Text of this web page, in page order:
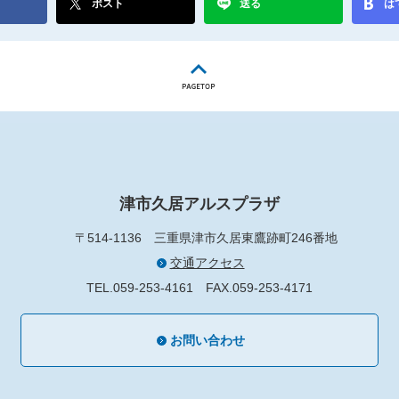
ポスト 送る は
津市久居アルスプラザ
〒514-1136 三重県津市久居東鷹跡町246番地
交通アクセス
TEL.059-253-4161 FAX.059-253-4171
お問い合わせ